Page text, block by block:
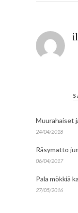
Muurahaiset
24/04/2018
Räsymatto
06/04/2017
Pala mökkiä
27/05/2016